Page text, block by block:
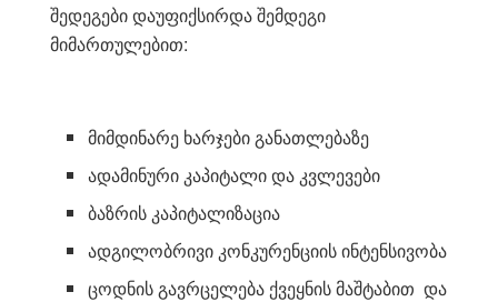
შედეგები დაუფიქსირდა შემდეგი
მიმართულებით:
მიმდინარე ხარჯები განათლებაზე
ადამინური კაპიტალი და კვლევები
ბაზრის კაპიტალიზაცია
ადგილობრივი კონკურენციის ინტენსივობა
ცოდნის გავრცელება ქვეყნის მაშტაბით და